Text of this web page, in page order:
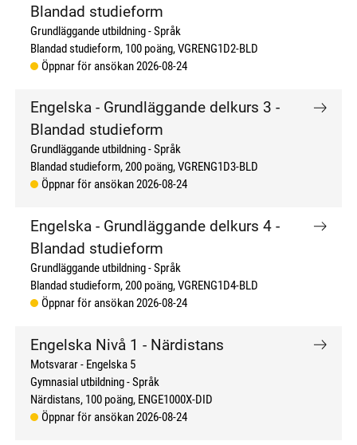
Blandad studieform
Grundläggande utbildning Språk
Blandad studieform 100 poäng VGRENG1D2-BLD
Öppnar för ansökan 2026-08-24
Engelska - Grundläggande delkurs 3 -
Blandad studieform
Grundläggande utbildning Språk
Blandad studieform 200 poäng VGRENG1D3-BLD
Öppnar för ansökan 2026-08-24
Engelska - Grundläggande delkurs 4 -
Blandad studieform
Grundläggande utbildning Språk
Blandad studieform 200 poäng VGRENG1D4-BLD
Öppnar för ansökan 2026-08-24
Engelska Nivå 1 - Närdistans
Motsvarar - Engelska 5
Gymnasial utbildning Språk
Närdistans 100 poäng ENGE1000X-DID
Öppnar för ansökan 2026-08-24